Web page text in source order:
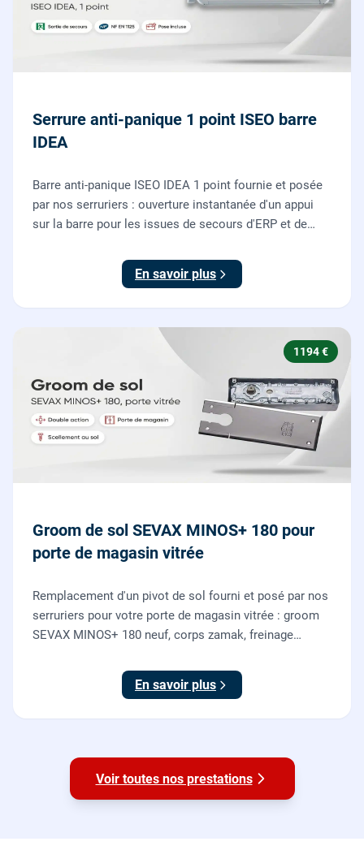
Serrure anti-panique 1 point ISEO barre
IDEA
Barre anti-panique ISEO IDEA 1 point fournie et posée
par nos serruriers : ouverture instantanée d'un appui
sur la barre pour les issues de secours d'ERP et de
En savoir plus
1194 €
Groom de sol SEVAX MINOS+ 180 pour
porte de magasin vitrée
Remplacement d'un pivot de sol fourni et posé par nos
serruriers pour votre porte de magasin vitrée : groom
SEVAX MINOS+ 180 neuf, corps zamak, freinage
sol, réglage et essais. 995 euros HT (1194 TTC).
En savoir plus
Voir toutes nos prestations